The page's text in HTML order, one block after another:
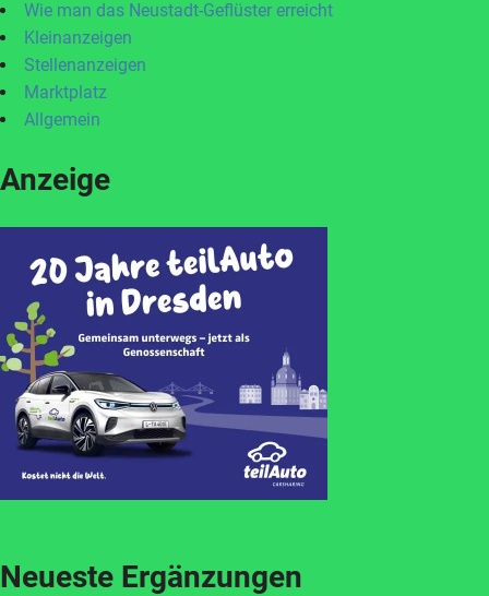
Wie man das Neustadt-Geflüster erreicht
Kleinanzeigen
Stellenanzeigen
Marktplatz
Allgemein
Anzeige
Neueste Ergänzungen